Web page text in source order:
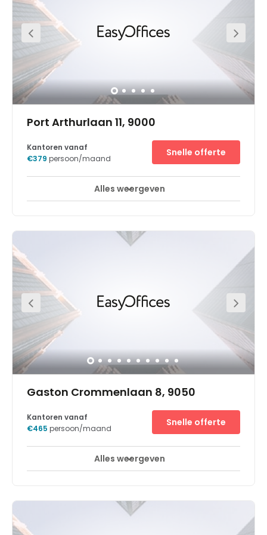
Port Arthurlaan 11, 9000
Kantoren vanaf
€379 persoon/maand
Snelle offerte
Alles weergeven
Gaston Crommenlaan 8, 9050
24-uurs bewaking met CCTV Dagopvang
bedrijf uitbouwen? Dan hoef je niet langer te zoeken.
Spaces Zuiderpoort is de perfecte moderne
Kantoren vanaf
€465 persoon/maand
Snelle offerte
Alles weergeven